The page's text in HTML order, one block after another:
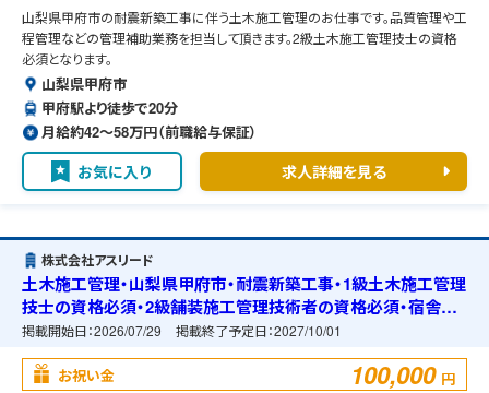
山梨県甲府市の耐震新築工事に伴う土木施工管理のお仕事です。品質管理や工
程管理などの管理補助業務を担当して頂きます。2級土木施工管理技士の資格
必須となります。
山梨県甲府市
甲府駅より徒歩で20分
月給約42〜58万円（前職給与保証）
お気に入り 求人詳細を見る
株式会社アスリード
土木施工管理・山梨県甲府市・耐震新築工事・1級土木施工管理
技士の資格必須・2級舗装施工管理技術者の資格必須・宿舎の
準備可能
掲載開始日：2026/07/29 掲載終了予定日：2027/10/01
お祝い金 100,000 円